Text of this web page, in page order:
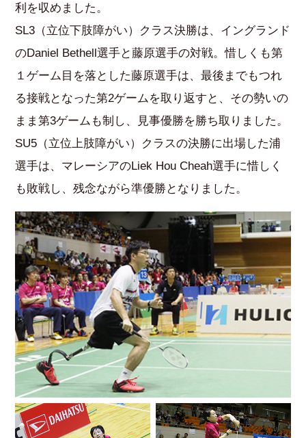
利を収めました。
SL3（立位下肢障がい）クラス決勝は、イングランド
のDaniel Bethell選手と藤原選手の対戦。惜しくも第
１ゲーム目を落とした藤原選手は、最後までもつれ
る接戦となった第2ゲームを取り返すと、その勢いの
まま第3ゲームも制し、見事優勝を勝ち取りました。
SU5（立位上肢障がい）クラスの決勝に出場した浦
選手は、マレーシアのLiek Hou Cheah選手に惜しく
も敗戦し、残念ながら準優勝となりました。